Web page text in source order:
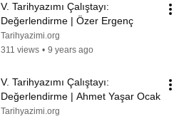
V. Tarihyazımı Çalıştayı:
Değerlendirme | Özer Ergenç
Tarihyazimi.org
311 views • 9 years ago
V. Tarihyazımı Çalıştayı:
Değerlendirme | Ahmet Yaşar Ocak
Tarihyazimi.org